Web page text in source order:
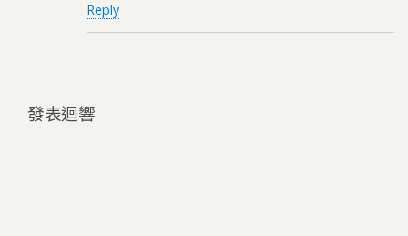
Reply
發表迴響